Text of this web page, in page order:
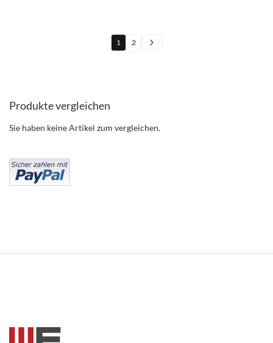
Seite
Sie lesen gerade die Seite
1 Seite
2
Produkte vergleichen
Sie haben keine Artikel zum vergleichen.